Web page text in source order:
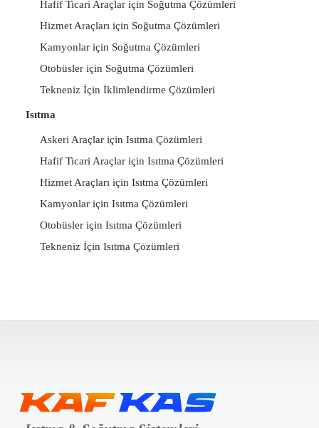
Hafif Ticari Araçlar için Soğutma Çözümleri
Hizmet Araçları için Soğutma Çözümleri
Kamyonlar için Soğutma Çözümleri
Otobüsler için Soğutma Çözümleri
Tekneniz İçin İklimlendirme Çözümleri
Isıtma
Askeri Araçlar için Isıtma Çözümleri
Hafif Ticari Araçlar için Isıtma Çözümleri
Hizmet Araçları için Isıtma Çözümleri
Kamyonlar için Isıtma Çözümleri
Otobüsler için Isıtma Çözümleri
Tekneniz İçin Isıtma Çözümleri